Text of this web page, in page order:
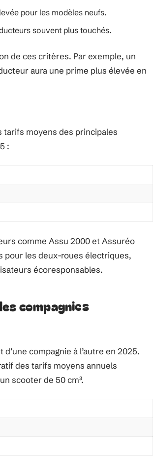
pour les modèles neufs.
souvent plus touchés.
de ces critères. Par exemple, un
aura une prime plus élevée en
tarifs moyens des principales
:
comme Assu 2000 et Assuréo
pour les deux-roues électriques,
écoresponsables.
compagnies
compagnie à l’autre en 2025.
des tarifs moyens annuels
scooter de 50 cm³.